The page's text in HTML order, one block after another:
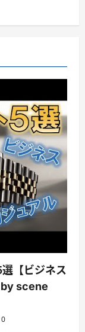
【ビジネス
scene
0